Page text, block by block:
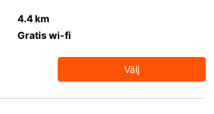
4.4 km
Gratis wi-fi
Välj